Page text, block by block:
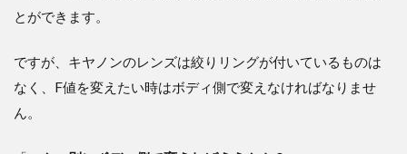
とができます。
ですが、キヤノンのレンズは絞りリングが付いているものは
なく、F値を変えたい時はボディ側で変えなければなりませ
ん。